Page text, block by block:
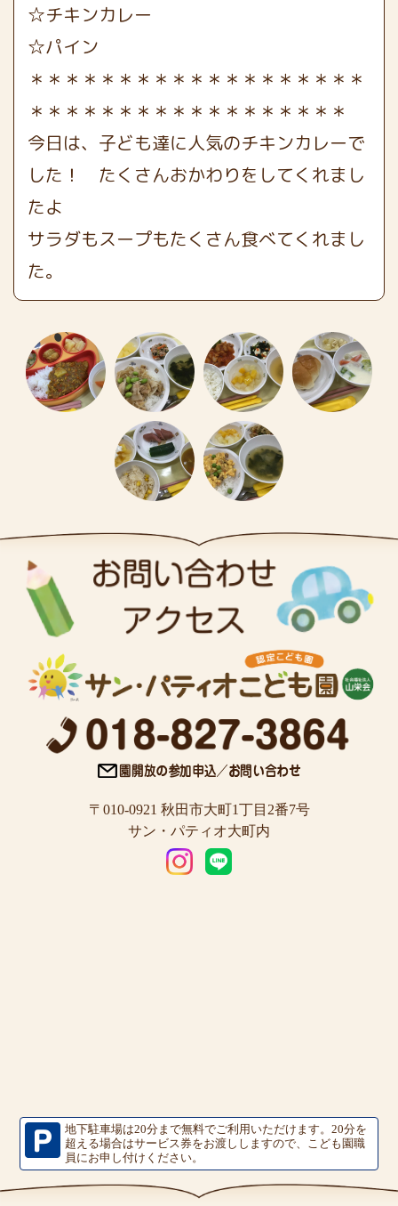
☆チキンカレー
☆パイン
＊＊＊＊＊＊＊＊＊＊＊＊＊＊＊＊＊＊＊
＊＊＊＊＊＊＊＊＊＊＊＊＊＊＊＊＊＊
今日は、子ども達に人気のチキンカレーで
した！ たくさんおかわりをしてくれまし
たよ
サラダもスープもたくさん食べてくれまし
た。
〒010-0921 秋田市大町1丁目2番7号
サン・パティオ大町内
地下駐車場は20分まで無料でご利用いただけます。20分を
超える場合はサービス券をお渡ししますので、こども園職
員にお申し付けください。